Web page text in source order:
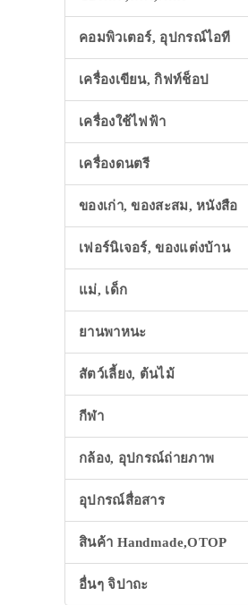
คอมพิวเตอร์, อุปกรณ์ไอที
เครื่องเขียน, กิฟท์ช็อป
เครื่องใช้ไฟฟ้า
เครื่องดนตรี
ของเก่า, ของสะสม, หนังสือ
เฟอร์นิเจอร์, ของแต่งบ้าน
แม่, เด็ก
ยานพาหนะ
สัตว์เลี้ยง, ต้นไม้
กีฬา
กล้อง, อุปกรณ์ถ่ายภาพ
อุปกรณ์สื่อสาร
สินค้า Handmade,OTOP
อื่นๆ จิปาถะ